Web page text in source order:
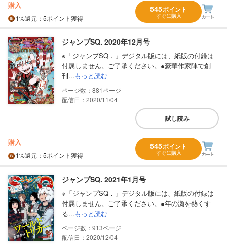
購入
1%還元 ：5ポイント獲得
545ポイント
すぐに購入
ジャンプSQ. 2020年12月号
※「ジャンプSQ．」デジタル版には、紙版の付録は
付属しません。ご了承ください。●豪華作家陣で創
刊...もっと読む
881
配信日：2020/11/04
試し読み
購入
1%還元 ：5ポイント獲得
545ポイント
すぐに購入
ジャンプSQ. 2021年1月号
※「ジャンプSQ．」デジタル版には、紙版の付録は
付属しません。ご了承ください。●年の瀬を熱くす
る...もっと読む
913
配信日：2020/12/04